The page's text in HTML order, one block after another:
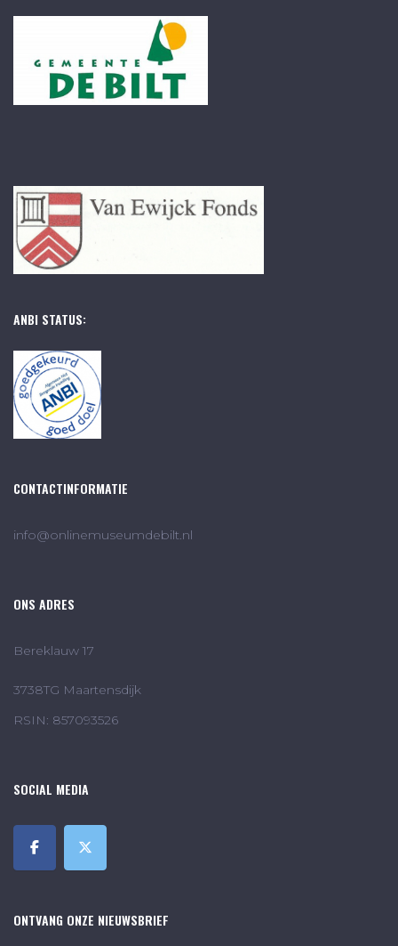
ANBI STATUS:
CONTACTINFORMATIE
info@onlinemuseumdebilt.nl
ONS ADRES
Bereklauw 17
3738TG Maartensdijk
RSIN: 857093526
SOCIAL MEDIA
ONTVANG ONZE NIEUWSBRIEF